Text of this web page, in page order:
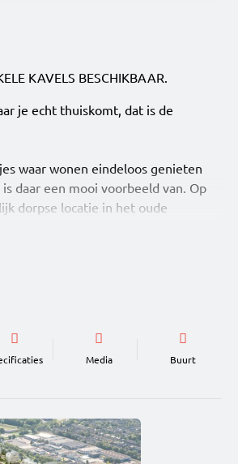
KAVELS BESCHIKBAAR.
je echt thuiskomt, dat is de
waar wonen eindeloos genieten
daar een mooi voorbeeld van. Op
dorpse locatie in het oude
woonwijk voor iedereen, met
wonen, te leven en te beleven. In
Goed bereikbaar met
stonden, bloeit en groeit iets
groene woonwijk, waar de
420 nieuwe woningen en
Media Buurt